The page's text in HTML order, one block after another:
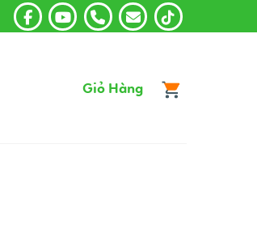
Giỏ Hàng